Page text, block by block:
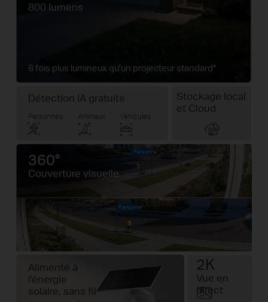
800 lumens
8 fois plus lumineux qu'un projecteur standard*
360°
Couverture visuelle
Personne
Personne
Détection IA gratuite
Personnes Animaux Véhicules
Stockage local
et Cloud
Alimenté à
l'énergie
solaire, sans fil
2K
Vue en
direct